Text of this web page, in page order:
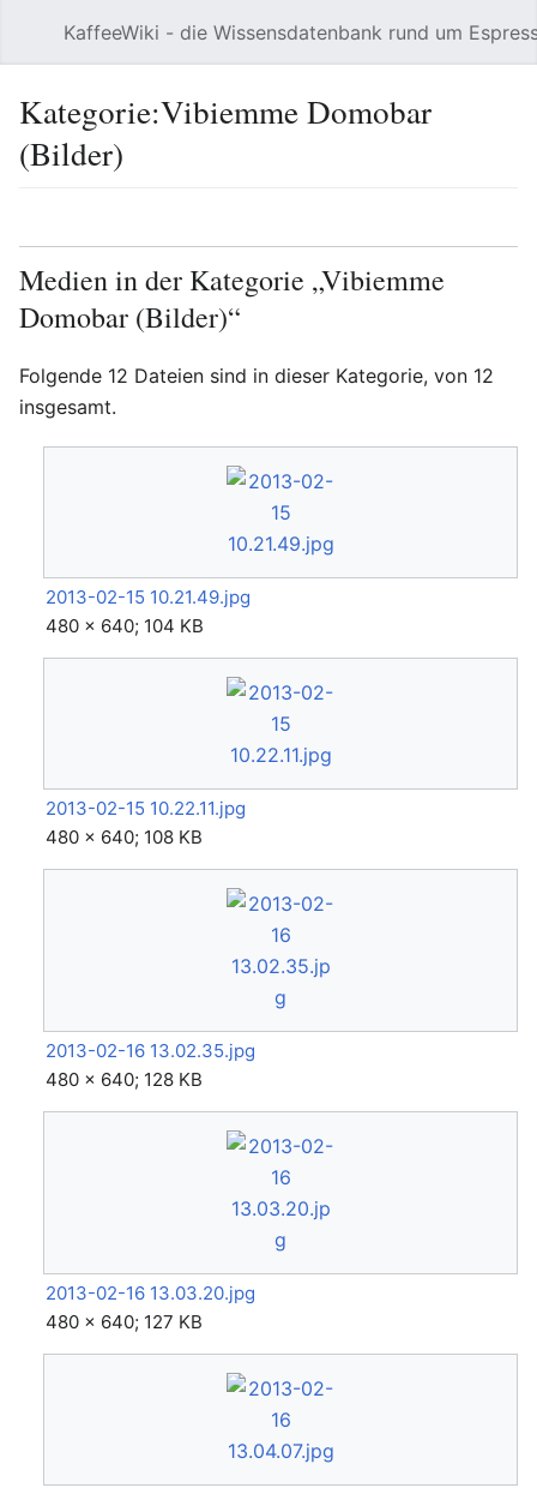
KaffeeWiki - die Wissensdatenbank rund um
Kategorie:Vibiemme Domobar
(Bilder)
Medien in der Kategorie „Vibiemme
Domobar (Bilder)“
Folgende 12 Dateien sind in dieser Kategorie, von 12
insgesamt.
2013-02-15 10.21.49.jpg
480 × 640; 104 KB
2013-02-15 10.22.11.jpg
480 × 640; 108 KB
2013-02-16 13.02.35.jpg
480 × 640; 128 KB
2013-02-16 13.03.20.jpg
480 × 640; 127 KB